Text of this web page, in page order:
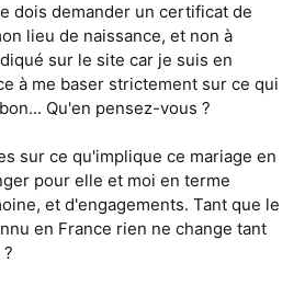
dois demander un certificat de
lieu de naissance, et non à
sur le site car je suis en
à me baser strictement sur ce qui
Qu'en pensez-vous ?
sur ce qu'implique ce mariage en
pour elle et moi en terme
et d'engagements. Tant que le
en France rien ne change tant